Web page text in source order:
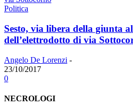
Politica
Sesto, via libera della giunta
dell’elettrodotto di via
Angelo De Lorenzi -
23/10/2017
0
NECROLOGI